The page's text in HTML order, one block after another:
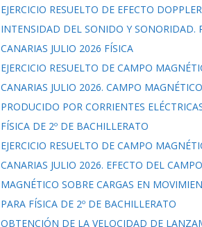
EJERCICIO RESUELTO DE EFECTO
INTENSIDAD DEL SONIDO Y SONORIDAD.
CANARIAS JULIO 2026 FÍSICA
EJERCICIO RESUELTO DE CAMPO
CANARIAS JULIO 2026. CAMPO MAGNÉTICO
PRODUCIDO POR CORRIENTES
FÍSICA DE 2º DE BACHILLERATO
EJERCICIO RESUELTO DE CAMPO
CANARIAS JULIO 2026. EFECTO DEL CAMPO
MAGNÉTICO SOBRE CARGAS EN
PARA FÍSICA DE 2º DE BACHILLERATO
OBTENCIÓN DE LA VELOCIDAD DE